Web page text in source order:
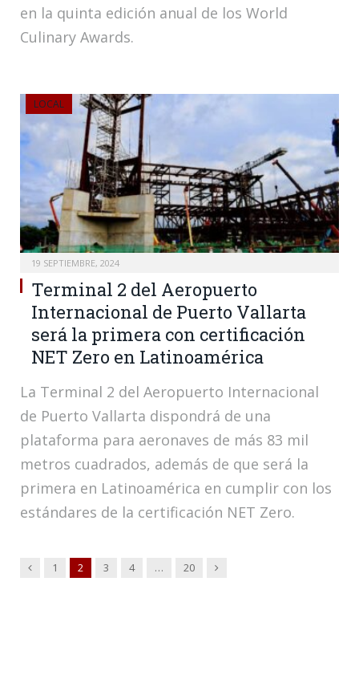
en la quinta edición anual de los World
Culinary Awards.
LOCAL
19 SEPTIEMBRE, 2024
Terminal 2 del Aeropuerto
Internacional de Puerto Vallarta
será la primera con certificación
NET Zero en Latinoamérica
La Terminal 2 del Aeropuerto Internacional
de Puerto Vallarta dispondrá de una
plataforma para aeronaves de más 83 mil
metros cuadrados, además de que será la
primera en Latinoamérica en cumplir con los
estándares de la certificación NET Zero.
Anterior
1 2 3 4 … 20 Siguiente